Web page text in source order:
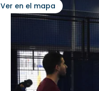
Ver en el mapa